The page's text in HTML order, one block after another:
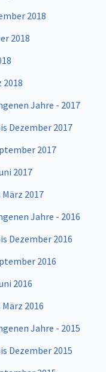
2018
2018
Jahre - 2017
Dezember 2017
2017
2017
2017
Jahre - 2016
Dezember 2016
2016
2016
2016
Jahre - 2015
Dezember 2015